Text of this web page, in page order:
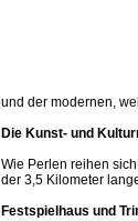
und der modernen,
Die Kunst- und
Wie Perlen reihen
der 3,5 Kilometer
Festspielhaus und